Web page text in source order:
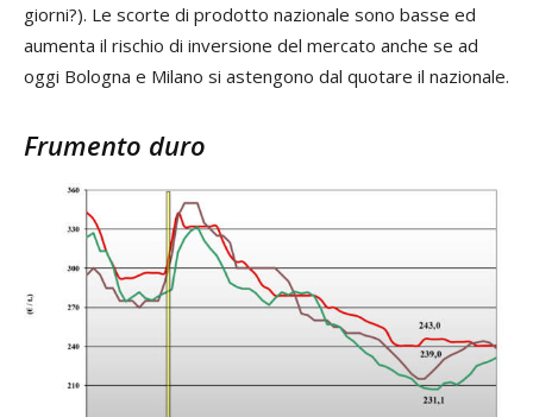
giorni?). Le scorte di prodotto nazionale sono basse ed
aumenta il rischio di inversione del mercato anche se ad
oggi Bologna e Milano si astengono dal quotare il nazionale.
Frumento duro